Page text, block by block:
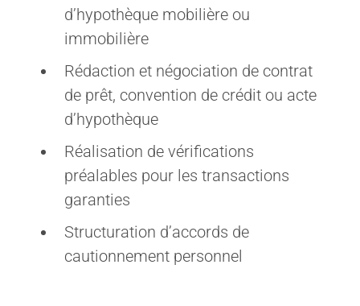
d’hypothèque mobilière ou
immobilière
Rédaction et négociation de contrat
de prêt, convention de crédit ou acte
d’hypothèque
Réalisation de vérifications
préalables pour les transactions
garanties
Structuration d’accords de
cautionnement personnel